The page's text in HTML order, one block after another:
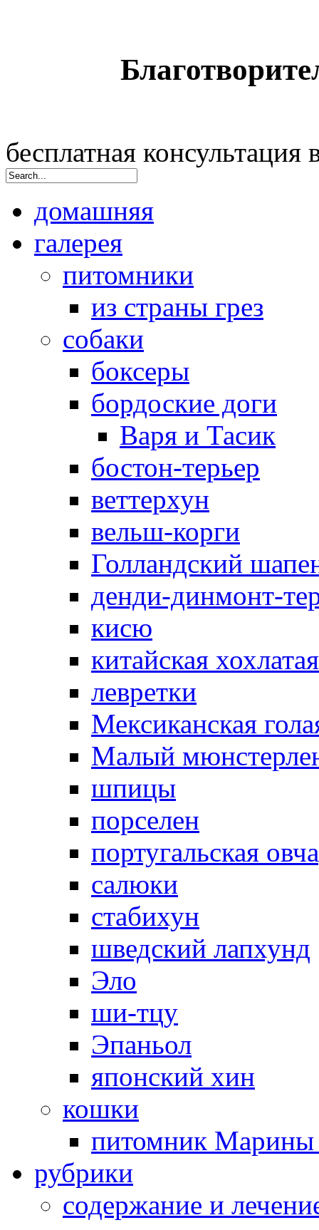
бесплатная
домашняя
галерея
питомники
из страны грез
собаки
боксеры
бордоские доги
Варя и Тасик
бостон-терьер
веттерхун
вельш-корги
Голландский
денди-динмонт-
кисю
китайская
левретки
Мексиканская
Малый
шпицы
порселен
португальская
салюки
стабихун
шведский лапхунд
Эло
ши-тцу
Эпаньол
японский хин
кошки
питомник Марины
рубрики
cодержание и